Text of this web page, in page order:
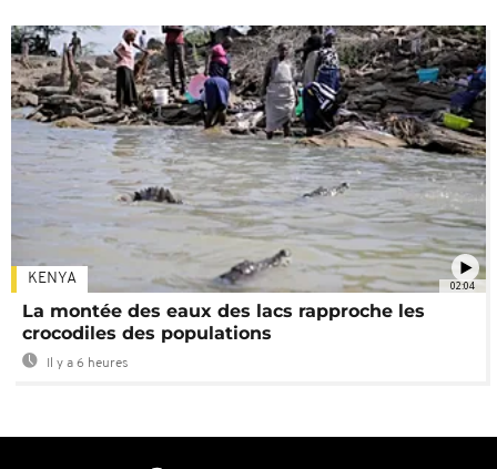
02:04
KENYA
La montée des eaux des lacs rapproche les
crocodiles des populations
Il y a 6 heures